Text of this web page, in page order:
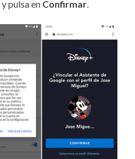
y pulsa en Confirmar.